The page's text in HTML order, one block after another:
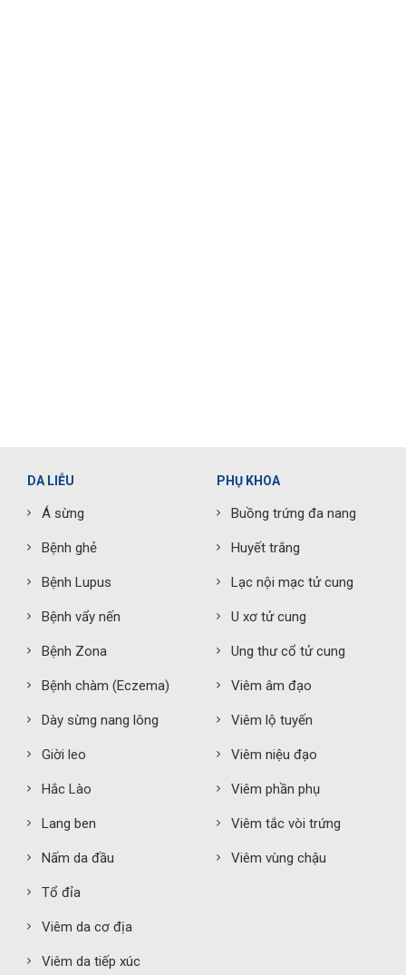
DA LIỄU
Á sừng
Bệnh ghẻ
Bệnh Lupus
Bệnh vẩy nến
Bệnh Zona
Bệnh chàm (Eczema)
Dày sừng nang lông
Giời leo
Hắc Lào
Lang ben
Nấm da đầu
Tổ đỉa
Viêm da cơ địa
Viêm da tiếp xúc
PHỤ KHOA
Buồng trứng đa nang
Huyết trắng
Lạc nội mạc tử cung
U xơ tử cung
Ung thư cổ tử cung
Viêm âm đạo
Viêm lộ tuyến
Viêm niệu đạo
Viêm phần phụ
Viêm tắc vòi trứng
Viêm vùng chậu